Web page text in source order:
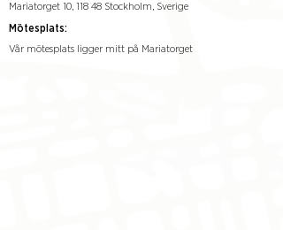
Mariatorget 10, 118 48 Stockholm, Sverige
Mötesplats:
Vår mötesplats ligger mitt på Mariatorget